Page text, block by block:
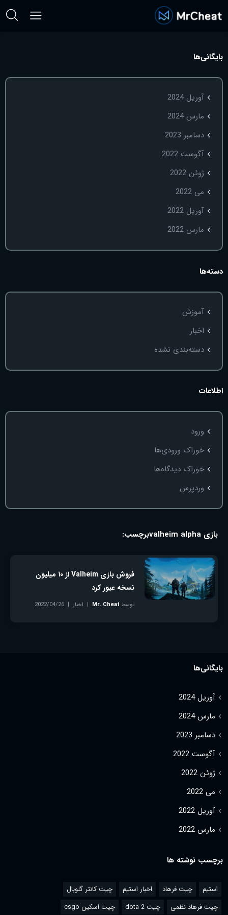
بایگانی‌ها
آوریل 2024
مارس 2024
دسامبر 2023
آگوست 2022
ژوئن 2022
می 2022
آوریل 2022
مارس 2022
دسته‌ها
آموزش
اخبار
دسته‌بندی نشده
اطلاعات
ورود
خوراک ورودی‌ها
خوراک دیدگاه‌ها
وردپرس
برچسب: بازی valheim alpha
فروش بازی Valheim از ۱۰ میلیون
نسخه عبور کرد
توسط Mr. Cheat اخبار
2022/04/26
بایگانی‌ها
آوریل 2024
مارس 2024
دسامبر 2023
آگوست 2022
ژوئن 2022
می 2022
آوریل 2022
مارس 2022
برچسب نوشته ها
استیم چیت فرهاد اخبار استیم
چیت کانتر گلوبال
چیت فرهاد نظمی
چیت dota 2 چیت اسکین csgo